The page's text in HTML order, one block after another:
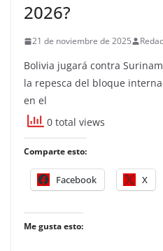
2026?
21 de noviembre de 2025
Bolivia jugará contra
la repesca del bloque
en el
0 total views
Comparte esto:
Facebook X
Me gusta esto: